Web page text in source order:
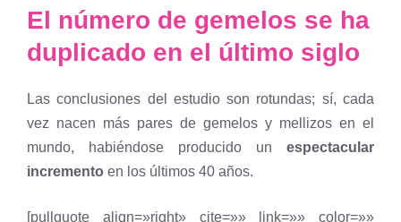
El número de gemelos se ha
duplicado en el último siglo
Las conclusiones del estudio son rotundas; sí, cada
vez nacen más pares de gemelos y mellizos en el
mundo, habiéndose producido un espectacular
incremento en los últimos 40 años.
[pullquote align=»right» cite=»» link=»» color=»»